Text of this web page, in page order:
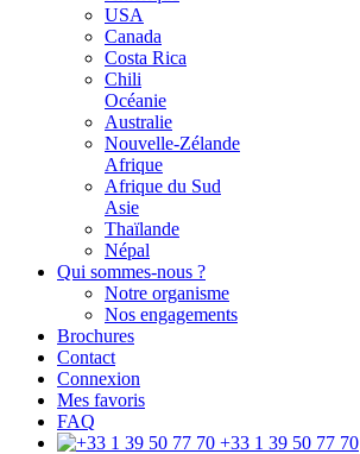
USA
Canada
Costa Rica
Chili
Océanie
Australie
Nouvelle-Zélande
Afrique
Afrique du Sud
Asie
Thaïlande
Népal
Qui sommes-nous ?
Notre organisme
Nos engagements
Brochures
Contact
Connexion
Mes favoris
FAQ
+33 1 39 50 77 70